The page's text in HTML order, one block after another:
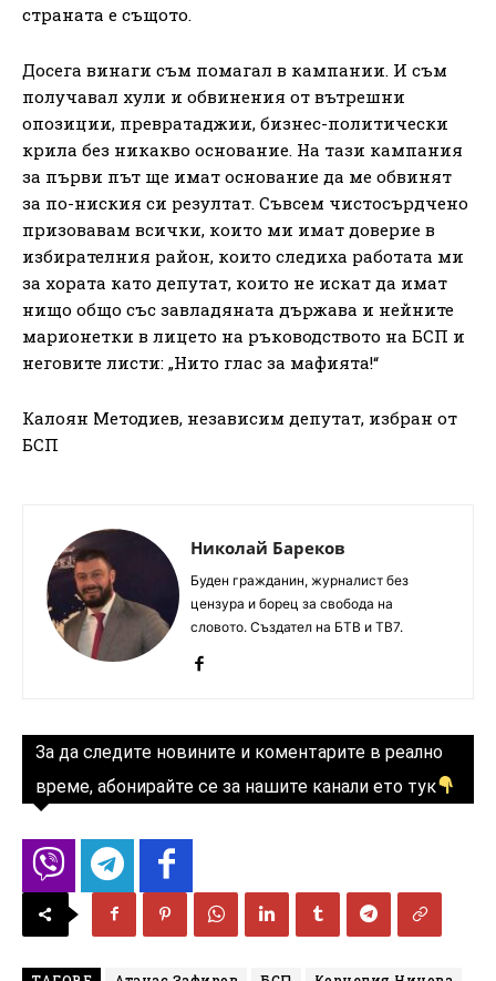
страната е същото.
Досега винаги съм помагал в кампании. И съм
получавал хули и обвинения от вътрешни
опозиции, превратаджии, бизнес-политически
крила без никакво основание. На тази кампания
за първи път ще имат основание да ме обвинят
за по-ниския си резултат. Съвсем чистосърдчено
призовавам всички, които ми имат доверие в
избирателния район, които следиха работата ми
за хората като депутат, които не искат да имат
нищо общо със завладяната държава и нейните
марионетки в лицето на ръководството на БСП и
неговите листи: „Нито глас за мафията!“
Калоян Методиев, независим депутат, избран от
БСП
Николай Бареков
Буден гражданин, журналист без
цензура и борец за свобода на
словото. Създател на БТВ и ТВ7.
За да следите новините и коментарите в реално
време, абонирайте се за нашите канали ето тук